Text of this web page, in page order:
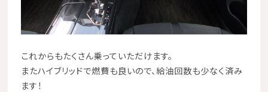
これからもたくさん乗っていただけます。
またハイブリッドで燃費も良いので、給油回数も少なく済み
ます！